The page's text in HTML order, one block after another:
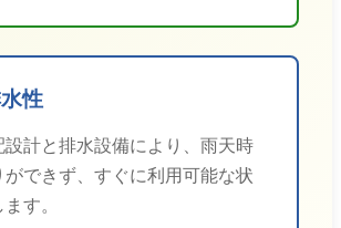
性
設計と排水設備により、雨天時
ができず、すぐに利用可能な状
す。